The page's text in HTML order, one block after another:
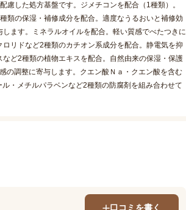
した処方基盤です。ジメチコンを配合（1種類）。
類の保湿・補修成分を配合。適度なうるおいと補修効
ます。ミネラルオイルを配合。軽い質感でべたつきに
リドなど2種類のカチオン系成分を配合。静電気を抑
ど2種類の植物エキスを配合。自然由来の保湿・保護
の調整に寄与します。クエン酸Ｎａ・クエン酸を含む
・メチルパラベンなど2種類の防腐剤を組み合わせて
口コミを書く